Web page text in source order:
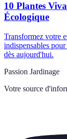
10 Plantes
Écologique
Transformez votre
indispensables
dès aujourd'hui.
Passion Jardinage
Votre source